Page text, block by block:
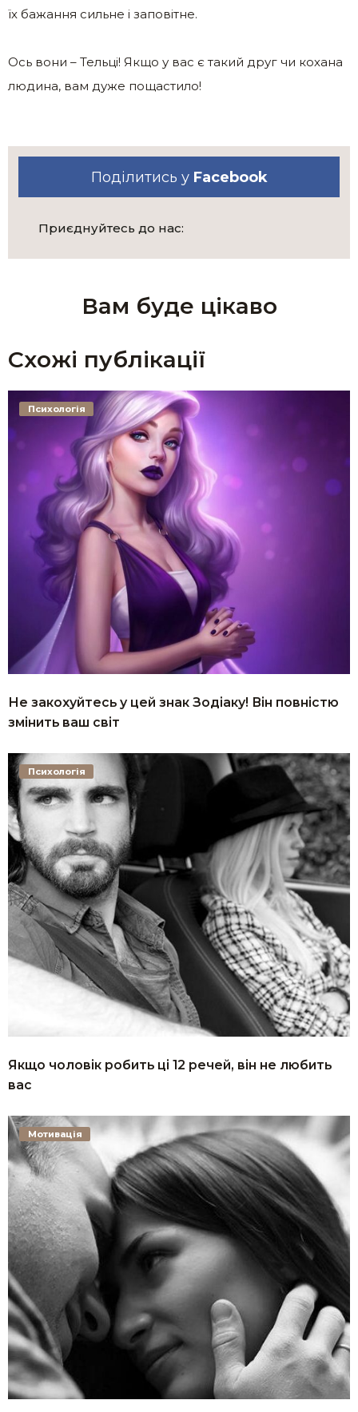
їх бажання сильне і заповітне.
Ось вони – Тельці! Якщо у вас є такий друг чи кохана
людина, вам дуже пощастило!
Поділитись у Facebook
Приєднуйтесь до нас:
Вам буде цікаво
Схожі публікації
Не закохуйтесь у цей знак Зодіаку! Він повністю
змінить ваш світ
Психологія
Якщо чоловік робить ці 12 речей, він не любить
вас
Психологія
Мотивація